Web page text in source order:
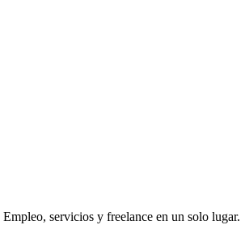
servicios y freelance en un solo lugar.